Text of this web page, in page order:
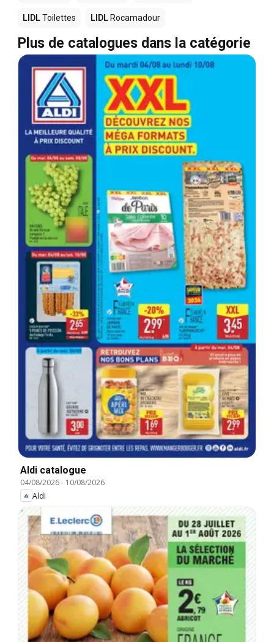
LIDLToilettes LIDL Rocamadour
Plus de catalogues dans la catégorie
Aldi catalogue
04/08/2026- 10/08/2026
Aldi